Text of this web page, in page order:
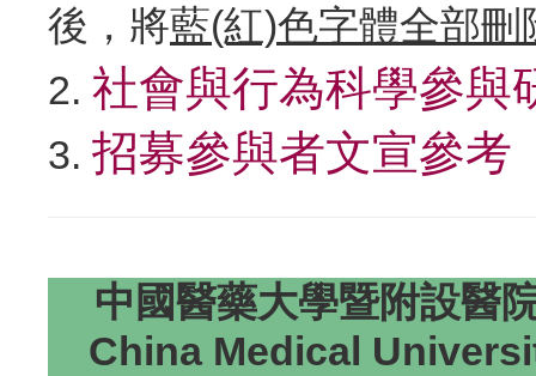
後，將藍(紅)色字體全部刪
2. 社會與行為科學參與
3. 招募參與者文宣參考
中國醫藥大學暨附設醫
China Medical